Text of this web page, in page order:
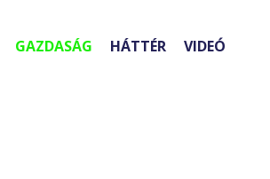
GAZDASÁG HÁTTÉR VIDEÓ